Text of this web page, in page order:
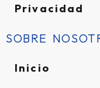
Privacidad
SOBRE
Inicio